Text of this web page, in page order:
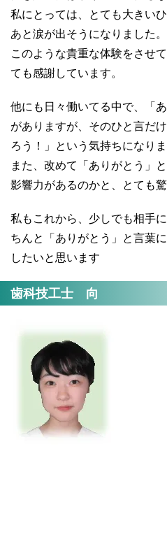
私にとっては、とても大きい
あと涙が出そうになりました。
このような貴重な体験をさせ
ても感謝しています。
他にも日々働いてる中で、「
がありますが、そのひと言だ
ろう！」という気持ちになりま
また、改めて「ありがとう」
影響力があるのかと、とても驚
私もこれから、少しでも相手
ちんと「ありがとう」と言葉
したいと思います
歯科技工士 向